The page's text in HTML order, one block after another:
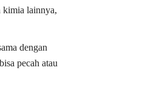
kimia lainnya,
dengan
pecah atau